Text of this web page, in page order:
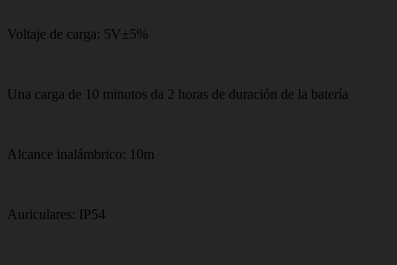
Voltaje de carga: 5V±5%
Una carga de 10 minutos da 2 horas de duración de la batería
Alcance inalámbrico: 10m
Auriculares: IP54